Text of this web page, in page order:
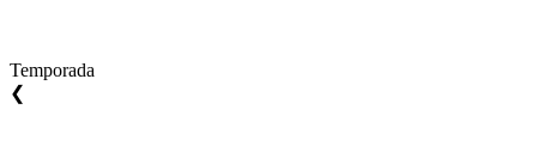
Temporada
❮